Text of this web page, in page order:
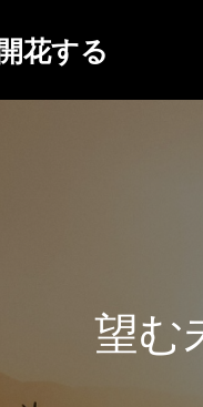
花する
望む